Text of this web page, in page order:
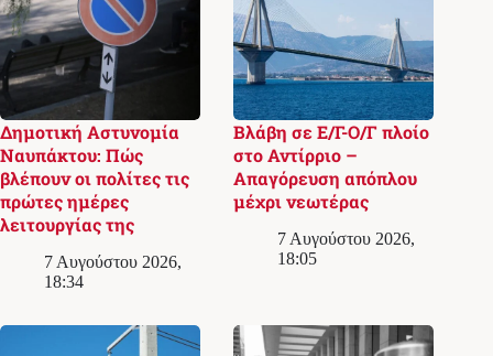
Δημοτική Αστυνομία
Ναυπάκτου: Πώς
βλέπουν οι πολίτες τις
πρώτες ημέρες
λειτουργίας της
7 Αυγούστου 2026,
18:34
Βλάβη σε Ε/Γ-Ο/Γ πλοίο
στο Αντίρριο –
Απαγόρευση απόπλου
μέχρι νεωτέρας
7 Αυγούστου 2026,
18:05